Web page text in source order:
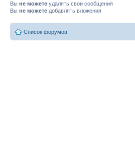
Вы не можете удалять свои сообщения
Вы не можете добавлять вложения
Список форумов